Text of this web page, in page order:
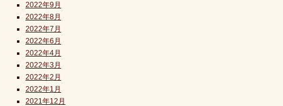
2022年9月
2022年8月
2022年7月
2022年6月
2022年4月
2022年3月
2022年2月
2022年1月
2021年12月